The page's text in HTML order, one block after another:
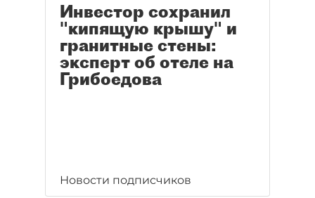
Инвестор сохранил
"кипящую крышу" и
гранитные стены:
эксперт об отеле на
Грибоедова
Новости подписчиков